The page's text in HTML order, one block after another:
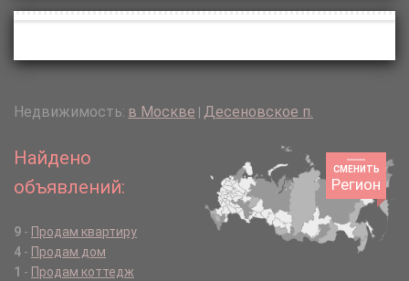
Недвижимость: в Москве Десеновское п.
СМЕНИТЬ
Регион
Найдено
объявлений:
9 - Продам квартиру
4 - Продам дом
1 - Продам коттедж